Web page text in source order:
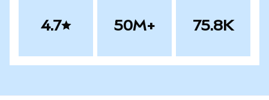
4.7 50M+ 75.8K